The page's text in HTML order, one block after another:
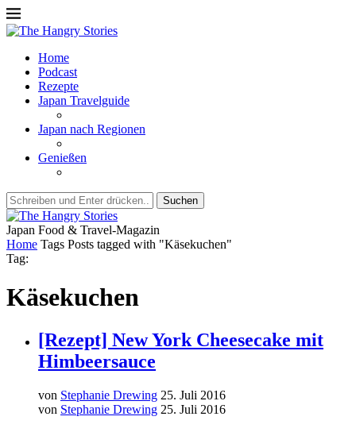
Home
Podcast
Rezepte
Japan Travelguide
Japan nach Regionen
Genießen
Suchen
Japan Food & Travel-Magazin
Home Tags Posts tagged with "Käsekuchen"
Tag:
Käsekuchen
[Rezept] New York Cheesecake mit
Himbeersauce
von Stephanie Drewing 25. Juli 2016
von Stephanie Drewing 25. Juli 2016